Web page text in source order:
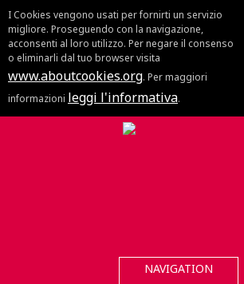
I Cookies vengono usati per fornirti un servizio
migliore. Proseguendo con la navigazione,
acconsenti al loro utilizzo. Per negare il consenso
o eliminarli dal tuo browser visita
www.aboutcookies.org. Per maggiori
informazioni leggi l'informativa.
NAVIGATION